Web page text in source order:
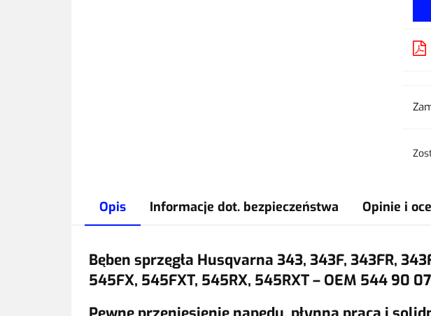
Opis Informacje dot. bezpieczeństwa Opinie i
Bęben sprzęgła Husqvarna 343, 343F, 343FR,
545FX, 545FXT, 545RX, 545RXT – OEM 544 90